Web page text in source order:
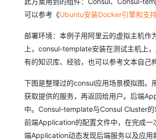
可以参考《Ubuntu安装Docker引擎和支
部署环境：本例子用阿里云的虚拟主机
上，consul-template安装在测试主机上
有的知识库、经验，也可以参考文本自己
下图是整理过的consul应用场景模拟图
获取提供的服务，再返回给用户。后端
中。Consul-template与Consul Cluster
前端Application的配置文件中，在完成
端Application动态发现后端服务以及应用
迁移与运维管理
专有云